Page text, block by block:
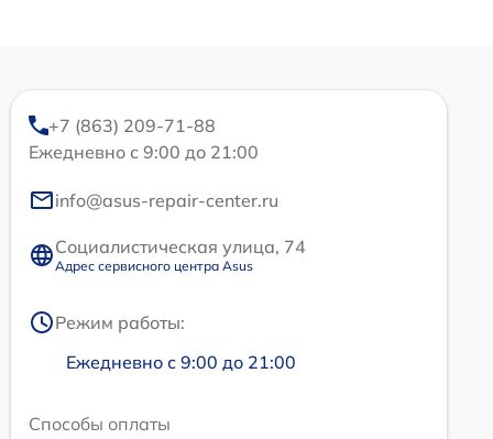
+7 (863) 209-71-88
Ежедневно с 9:00 до 21:00
info@asus-repair-center.ru
Социалистическая улица, 74
Адрес сервисного центра Asus
Режим работы:
Ежедневно с 9:00 до 21:00
Способы оплаты